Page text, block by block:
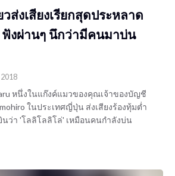
ส่งเสียงเรียกสุดประหลาด
ฟังผ่านๆ นึกว่ามีคนมาบ่น
หนึ่งในแก๊งค์แมวของคุณเจ้าของบัญชี
ในประเทศญี่ปุ่น ส่งเสียงร้องทุ้มต่ำ
ว่า 'โลลิโลลิโล่' เหมือนคนกำลังบ่น